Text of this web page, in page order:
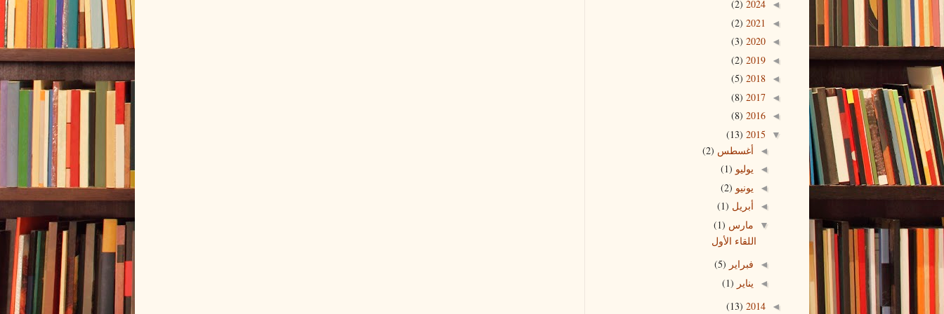
◄
2024
(2)
◄
2021
(2)
◄
2020
(3)
◄
2019
(2)
◄
2018
(5)
◄
2017
(8)
◄
2016
(8)
▼
2015
(13)
◄ أغسطس (2)
◄ يوليو (1)
◄ يونيو (2)
◄ أبريل (1)
▼ مارس (1)
اللقاء الأول
◄ فبراير (5)
◄ يناير (1)
◄
2014
(13)